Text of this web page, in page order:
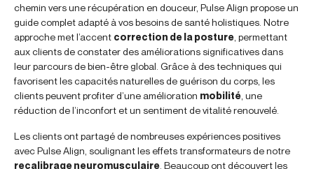
chemin vers une récupération en douceur, Pulse Align propose un
guide complet adapté à vos besoins de santé holistiques. Notre
approche met l’accent correction de la posture , permettant
aux clients de constater des améliorations significatives dans
leur parcours de bien-être global. Grâce à des techniques qui
favorisent les capacités naturelles de guérison du corps, les
clients peuvent profiter d’une amélioration mobilité , une
réduction de l’inconfort et un sentiment de vitalité renouvelé.
Les clients ont partagé de nombreuses expériences positives
avec Pulse Align, soulignant les effets transformateurs de notre
recalibrage neuromusculaire . Beaucoup ont découvert les